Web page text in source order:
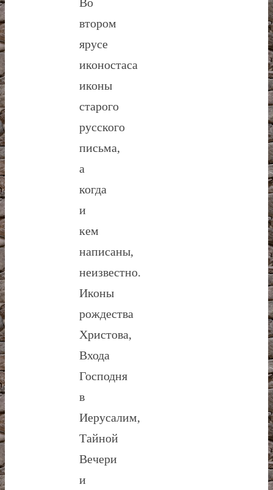
втором
ярусе
иконостаса
иконы
старого
русского
письма,
а
когда
и
кем
написаны,
неизвестно.
Иконы
рождества
Христова,
Входа
Господня
в
Иерусалим,
Тайной
Вечери
и